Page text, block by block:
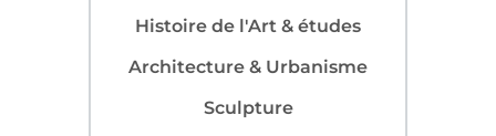
Histoire de l'Art & études
Architecture & Urbanisme
Sculpture